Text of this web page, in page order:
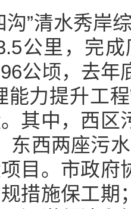
”清水秀岸
公里，完
公顷，去年
能力提升工
其中，西区
东西两座污
目。市政府
措施保工期